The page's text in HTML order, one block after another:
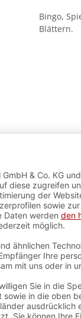
Bingo,
Blättern.